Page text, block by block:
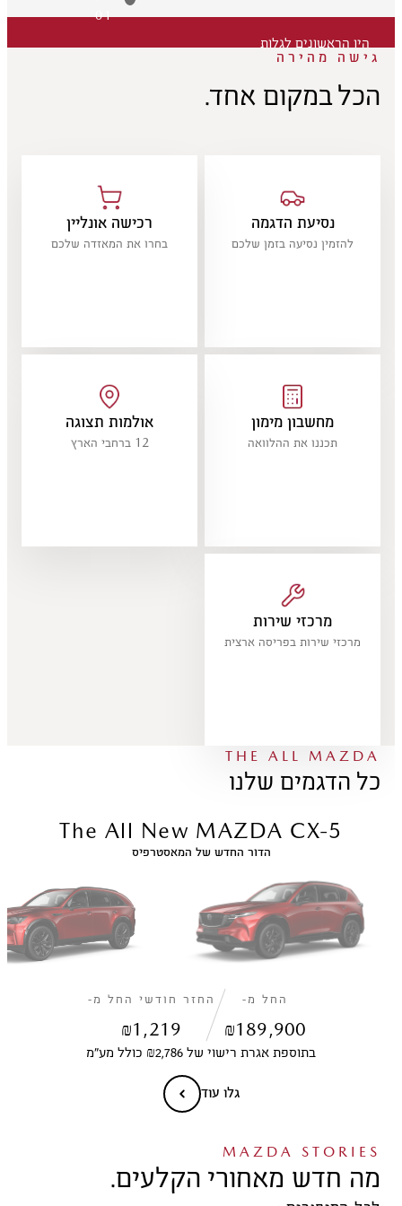
היו הראשונים לגלות
01
גישה מהירה
הכל במקום אחד.
נסיעת הדגמה
להזמין נסיעה בזמן שלכם
רכישה אונליין
בחרו את המאזדה שלכם
מחשבון מימון
תכננו את ההלוואה
אולמות תצוגה
מרכזי שירות
מרכזי שירות בפריסה ארצית
THE ALL MAZDA
כל הדגמים שלנו
The All New MAZDA CX-5
הדור החדש של המאסטרפיס
החל מ-
₪189,900
החזר חודשי החל מ-
₪1,219
בתוספת אגרת רישוי של ₪2,786 כולל מע״מ
גלו עוד
MAZDA STORIES
מה חדש מאחורי הקלעים.